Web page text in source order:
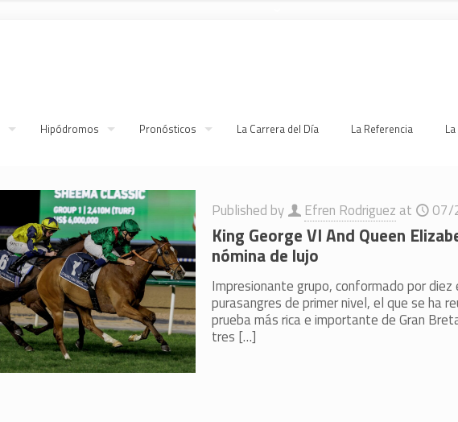
Hipódromos Pronósticos La Carrera del Día La Referencia
Published by Efren Rodriguez at 07/
King George VI And Queen
nómina de lujo
Impresionante grupo, conformado por diez
purasangres de primer nivel, el que se ha
prueba más rica e importante de Gran
tres […]